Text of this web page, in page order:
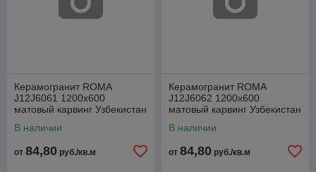
Керамогранит ROMA
J12J6061 1200x600
матовый карвинг Узбекистан
В наличии
от 84,80 руб./кв.м
Керамогранит ROMA
J12J6062 1200x600
матовый карвинг Узбекистан
В наличии
от 84,80 руб./кв.м